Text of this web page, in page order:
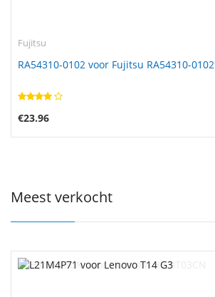
Fujitsu
RA54310-0102 voor Fujitsu RA54310-0102
€23.96
Meest verkocht